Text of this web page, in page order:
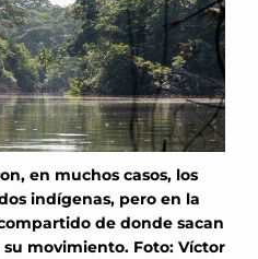
en muchos casos, los
indígenas, pero en la
de donde sacan
movimiento. Foto: Víctor